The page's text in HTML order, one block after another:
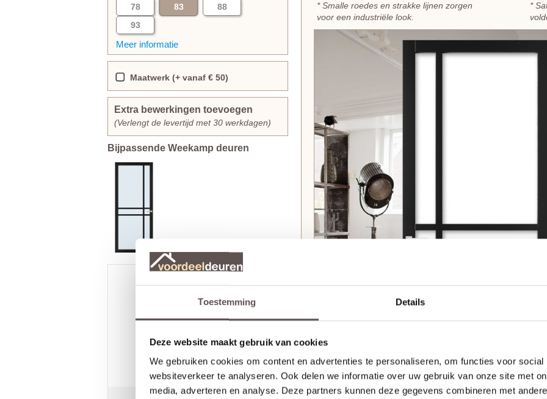
Toestemming Details
Deze website maakt gebruik van cookies
We gebruiken cookies om content en advertenties te personaliseren, om functies voor
websiteverkeer te analyseren. Ook delen we informatie over uw gebruik van onze site met
media, adverteren en analyse. Deze partners kunnen deze gegevens combineren met
78
83
88
93
Meer informatie
Maatwerk (+ vanaf € 50)
Extra bewerkingen toevoegen
(Verlengt de levertijd met 30 werkdagen)
Bijpassende Weekamp deuren
9.3 / 10 2.590 reviews
Harrie Gruitrooij
Super service
* Smalle roedes en strakke lijnen zorgen
voor een industriële look.
*